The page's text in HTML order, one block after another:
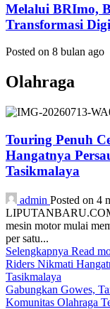
Melalui BRImo,
Transformasi
Posted on 8 bulan ago
Olahraga
Touring Penuh
Hangatnya
Tasikmalaya
admin Posted on 4
mesin motor mulai
per satu...
Selengkapnya Read
Riders Nikmati
Tasikmalaya
Gabungkan Gowes,
Komunitas Olahraga